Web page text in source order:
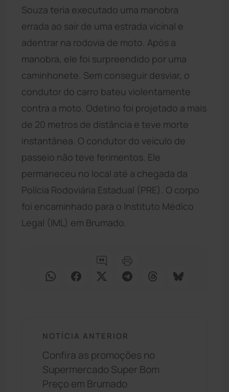
Souza teria executado uma manobra
errada ao sair de uma estrada vicinal e
adentrar na rodovia de moto. Após a
manobra, ele foi surpreendido por uma
caminhonete. Sem conseguir desviar, o
condutor do carro bateu violentamente
contra a moto. Odetino foi projetado a mais
de 20 metros de distância e teve morte
instantânea. O condutor do veículo de
passeio não teve ferimentos. Ele
permaneceu no local até a chegada da
Polícia Rodoviária Estadual (PRE). O corpo
foi encaminhado para o Instituto Médico
Legal (IML) em Brumado.
NOTÍCIA ANTERIOR
Confira as promoções no
Supermercado Super Bom
Preço em Brumado